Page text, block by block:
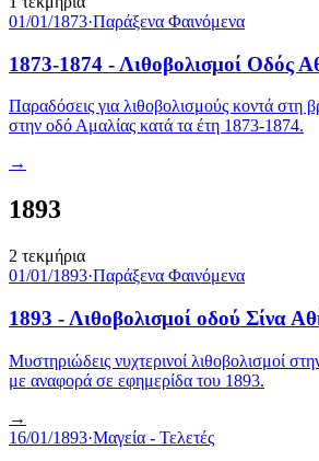
01/01/1873·Παράξενα Φαινόμενα
1873-1874 - Λιθοβολισμοί Οδός
Παραδόσεις για λιθοβολισμούς κοντά στη
στην οδό Αμαλίας κατά τα έτη 1873-1874.
→
1893
2 τεκμήρια
01/01/1893·Παράξενα Φαινόμενα
1893 - Λιθοβολισμοί οδού Σίνα
Μυστηριώδεις νυχτερινοί λιθοβολισμοί
με αναφορά σε εφημερίδα του 1893.
→
16/01/1893·Μαγεία - Τελετές